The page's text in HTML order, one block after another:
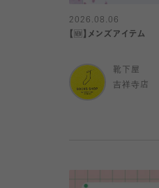
2026.08.06
【🆕】メンズアイテム
靴下屋
吉祥寺店